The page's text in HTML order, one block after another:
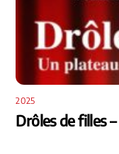
2025
Drôles de filles